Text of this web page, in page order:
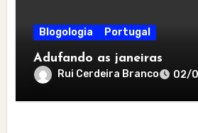
Blogologia Portugal
Adufando as janeiras
Rui Cerdeira Branco 02/